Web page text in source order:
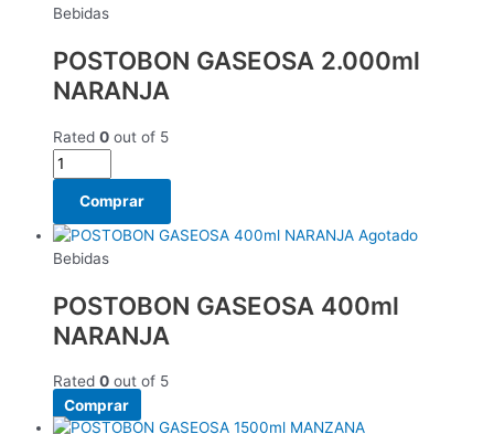
Bebidas
POSTOBON GASEOSA 2.000ml
NARANJA
Rated 0 out of 5
Comprar
Agotado
Bebidas
POSTOBON GASEOSA 400ml
NARANJA
Rated 0 out of 5
Comprar